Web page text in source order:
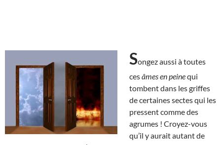
Songez aussi à toutes
cesâmes en peinequi
tombent dans les griffes
de certaines sectes qui les
pressent comme des
agrumes ! Croyez-vous
qu’il y aurait autant de